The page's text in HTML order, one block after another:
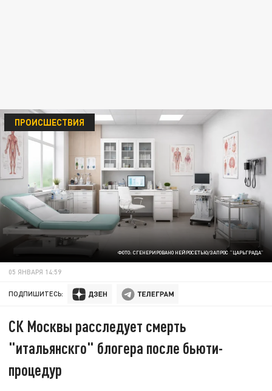
ФОТО: СГЕНЕРИРОВАНО НЕЙРОСЕТЬЮ/ЗАПРОС "ЦАРЬГРАДА"
ПРОИСШЕСТВИЯ
05 ЯНВАРЯ 14:59
ПОДПИШИТЕСЬ:
СК Москвы расследует смерть
"итальянскго" блогера после бьюти-
процедур